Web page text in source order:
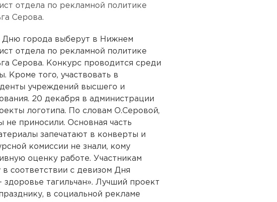
отдела по рекламной политике
Серова.
города выберут в Нижнем
отдела по рекламной политике
Серова. Конкурс проводится среди
Кроме того, участвовать в
учреждений высшего и
20 декабря в администрации
логотипа. По словам О.Серовой,
приносили. Основная часть
запечатают в конверты и
комиссии не знали, кому
оценку работе. Участникам
соответствии с девизом Дня
тагильчан». Лучший проект
в социальной рекламе